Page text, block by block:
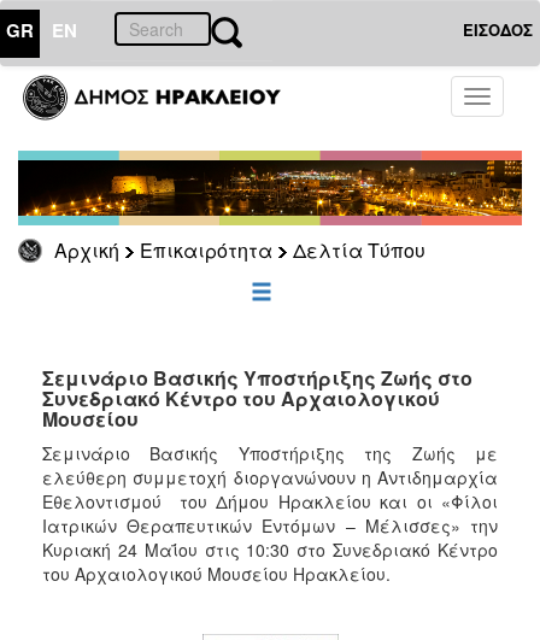
GR EN ΕΙΣΟΔΟΣ
Toggle
Αρχική Επικαιρότητα Δελτία Τύπου
ΕΠΙΚΑΙΡΟΤΗΤΑ
Τύπου
Αρχείο
ΕΠΙΣΚΕΠΤΗΣ
ΗΡΑΚΛΕΙΟ
Σεμινάριο Βασικής Υποστήριξης Ζωής στο
Συνεδριακό Κέντρο του Αρχαιολογικού
Μουσείου
Σεμινάριο Βασικής Υποστήριξης της Ζωής με
ελεύθερη συμμετοχή διοργανώνουν η Αντιδημαρχία
Εθελοντισμού του Δήμου Ηρακλείου και οι «Φίλοι
Ιατρικών Θεραπευτικών Εντόμων – Μέλισσες» την
Κυριακή 24 Μαΐου στις 10:30 στο Συνεδριακό Κέντρο
του Αρχαιολογικού Μουσείου Ηρακλείου.